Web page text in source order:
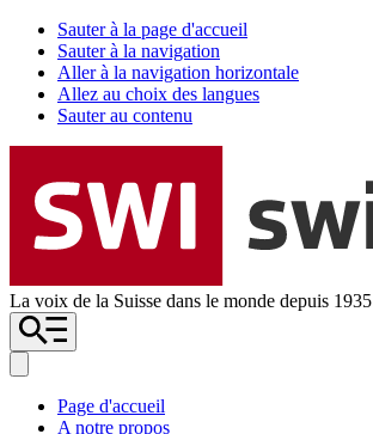
Sauter à la page d'accueil
Sauter à la navigation
Aller à la navigation horizontale
Allez au choix des langues
Sauter au contenu
La voix de la Suisse dans le monde depuis 1935
Page d'accueil
A notre propos